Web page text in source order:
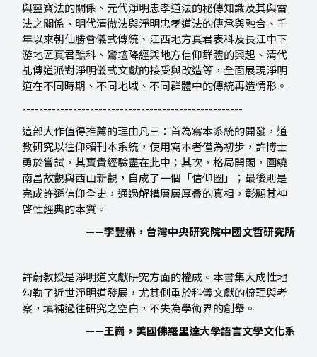
與靈寶法的關係、元代淨明忠孝道法的秘傳知識及其與雷
法之關係、明代清微法與淨明忠孝道法的傳承與融合、千
年以來朝仙勝會儀式傳統、江西地方真君表科及長江中下
游地區真君醮科、鸞壇降經與地方信仰群體的興起、清代
乩傳道派對淨明儀式文獻的接受與改造等，全面展現淨明
道在不同時期、不同地域、不同群體中的傳統再造情形。
----------------------------------------------------
這部大作值得推薦的理由凡三：首為寫本系統的開發，道
教研究以往仰賴刊本系統，使用寫本者僅為初步，許博士
勇於嘗試，其寶貴經驗盡在此中；其次，格局開闊，圍繞
南昌故觀與西山新觀，自成了一個「信仰圈」；最後則是
完成許遜信仰全史，通過解構層層厚叠的真相，彰顯其神
啓性經典的本質。
——李豐楙，台灣中央研究院中國文哲研究所
許蔚教授是淨明道文獻研究方面的權威。本書集大成性地
勾勒了近世淨明道發展，尤其側重於科儀文獻的梳理與考
察，填補過往研究之空白，不失為學術界的創舉。
——王崗，美國佛羅里達大學語言文學文化系